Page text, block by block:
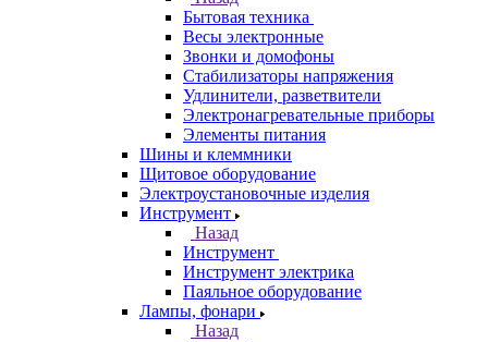
Бытовая техника
Весы электронные
Звонки и домофоны
Стабилизаторы напряжения
Удлинители, разветвители
Электронагревательные приборы
Элементы питания
Шины и клеммники
Щитовое оборудование
Электроустановочные изделия
Инструмент
Назад
Инструмент
Инструмент электрика
Паяльное оборудование
Лампы, фонари
Назад